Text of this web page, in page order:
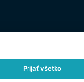
Prijať všetko